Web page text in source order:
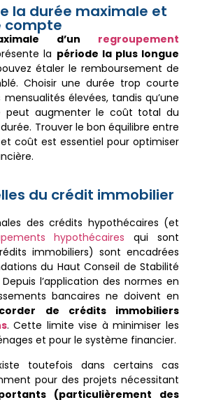
la durée maximale et
compte
d’un regroupement
la période la plus longue
étaler le remboursement de
Choisir une durée trop courte
élevées, tandis qu’une
peut augmenter le coût total du
Trouver le bon équilibre entre
coût est essentiel pour optimiser
du crédit immobilier
des crédits hypothécaires (et
hypothécaires qui sont
immobiliers) sont encadrées
du Haut Conseil de Stabilité
Depuis l’application des normes en
bancaires ne doivent en
de crédits immobiliers
. Cette limite vise à minimiser les
et pour le système financier.
toutefois dans certains cas
pour des projets nécessitant
(particulièrement des